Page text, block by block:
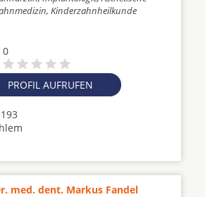
Kinderzahnheilkunde
0
PROFIL AUFRUFEN
med. dent. Markus Fandel